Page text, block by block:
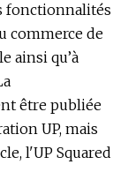
fonctionnalités
commerce de
ainsi qu’à
être publiée
UP, mais
l'UP Squared